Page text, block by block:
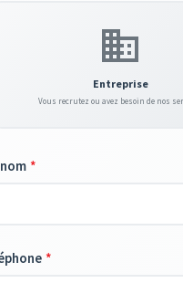
Entreprise
Vous recrutez ou avez besoin de nos